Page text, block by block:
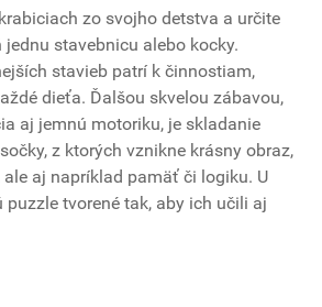
zo svojho detstva a určite
stavebnicu alebo kocky.
stavieb patrí k činnostiam,
dieťa. Ďalšou skvelou zábavou,
aj jemnú motoriku, je skladanie
z ktorých vznikne krásny obraz,
ale aj napríklad pamäť či logiku. U
puzzle tvorené tak, aby ich učili aj